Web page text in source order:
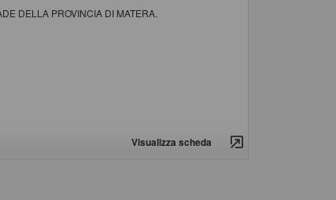
DELLA PROVINCIA DI MATERA.
Visualizza scheda